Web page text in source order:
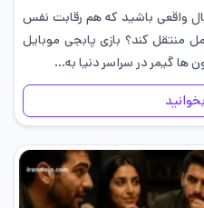
واقعی باشید که هم رقابت نفس
منتقل کند؟ بازی پابجی موبایل
ها گیمر در سراسر دنیا به…